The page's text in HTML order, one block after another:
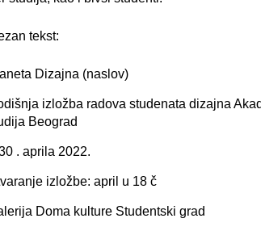
tekst:
Dizajna (naslov)
izložba radova studenata dizajna
Beograd
. aprila 2022.
izložbe: april u 18 č
Doma kulture Studentski grad